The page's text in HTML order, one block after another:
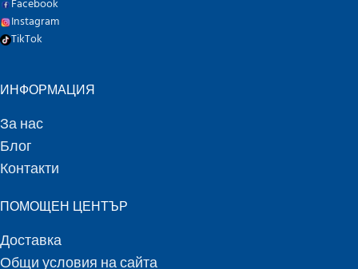
Facebook
Instagram
TikTok
ИНФОРМАЦИЯ
За нас
Блог
Контакти
ПОМОЩЕН ЦЕНТЪР
Доставка
Общи условия на сайта